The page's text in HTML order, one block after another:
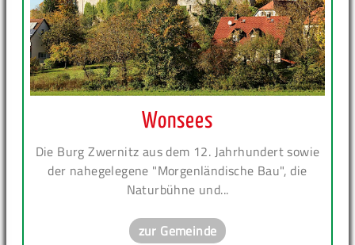
Wonsees
Die Burg Zwernitz aus dem 12. Jahrhundert sowie
der nahegelegene "Morgenländische Bau", die
Naturbühne und...
zur Gemeinde